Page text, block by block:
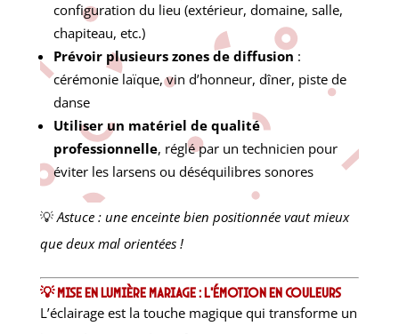
configuration du lieu (extérieur, domaine, salle,
chapiteau, etc.)
Prévoir plusieurs zones de diffusion :
cérémonie laïque, vin d’honneur, dîner, piste de
danse
Utiliser un matériel de qualité
professionnelle, réglé par un technicien pour
éviter les larsens ou déséquilibres sonores
💡Astuce : une enceinte bien positionnée vaut mieux
que deux mal orientées !
💡 Mise en lumière mariage : l’émotion en couleurs
L’éclairage est la touche magique qui transforme un